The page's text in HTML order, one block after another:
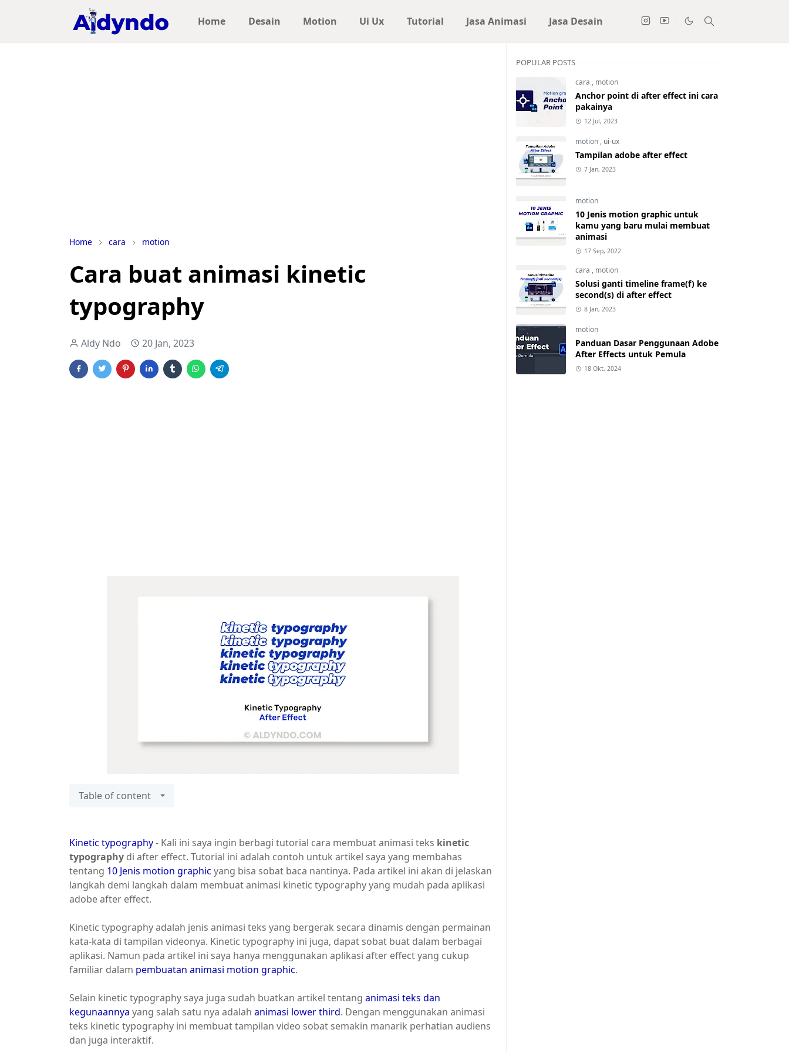
Home Desain Motion Ui Ux Tutorial Jasa Animasi Jasa Desain
Home cara motion
Cara buat animasi kinetic
typography
Aldy Ndo 20 Jan, 2023
Table of content
Kinetic typography- Kali ini saya ingin berbagi tutorial cara membuat animasi teks kinetic
typography di after effect. Tutorial ini adalah contoh untuk artikel saya yang membahas
tentang 10 Jenis motion graphic yang bisa sobat baca nantinya. Pada artikel ini akan di jelaskan
langkah demi langkah dalam membuat animasi kinetic typography yang mudah pada aplikasi
adobe after effect.
Kinetic typography adalah jenis animasi teks yang bergerak secara dinamis dengan permainan
kata-kata di tampilan videonya. Kinetic typography ini juga, dapat sobat buat dalam berbagai
aplikasi. Namun pada artikel ini saya hanya menggunakan aplikasi after effect yang cukup
familiar dalam pembuatan animasi motion graphic.
Selain kinetic typography saya juga sudah buatkan artikel tentang animasi teks dan
kegunaannya yang salah satu nya adalah animasi lower third. Dengan menggunakan animasi
teks kinetic typography ini membuat tampilan video sobat semakin manarik perhatian audiens
dan juga interaktif.
POPULAR POSTS
cara , motion
Anchor point di after effect ini cara
pakainya
12 Jul, 2023
motion , ui-ux
Tampilan adobe after effect
7 Jan, 2023
motion
10 Jenis motion graphic untuk
kamu yang baru mulai membuat
animasi
17 Sep, 2022
cara , motion
Solusi ganti timeline frame(f) ke
second(s) di after effect
8 Jan, 2023
motion
Panduan Dasar Penggunaan Adobe
After Effects untuk Pemula
18 Okt, 2024